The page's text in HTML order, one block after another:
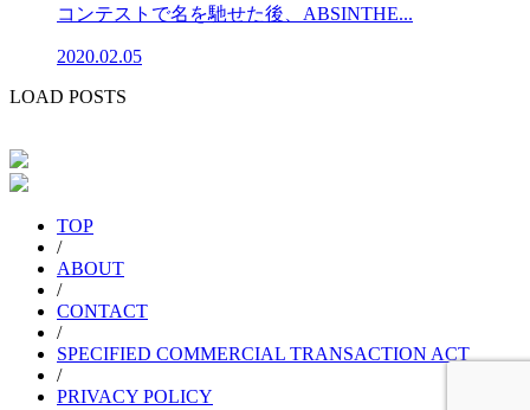
コンテストで名を馳せた後、ABSINTHE...
2020.02.05
LOAD POSTS
TOP
/
ABOUT
/
CONTACT
/
SPECIFIED COMMERCIAL TRANSACTION ACT
/
PRIVACY POLICY